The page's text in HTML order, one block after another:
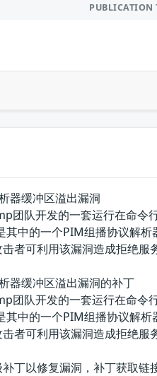
PUBLICATION
器缓冲区溢出漏洞
团队开发的一套运行在命令
中的一个PIM组播协议解
者可利用该漏洞造成拒绝服
器缓冲区溢出漏洞的补丁
团队开发的一套运行在命令
中的一个PIM组播协议解
者可利用该漏洞造成拒绝
补丁以修复漏洞，补丁获